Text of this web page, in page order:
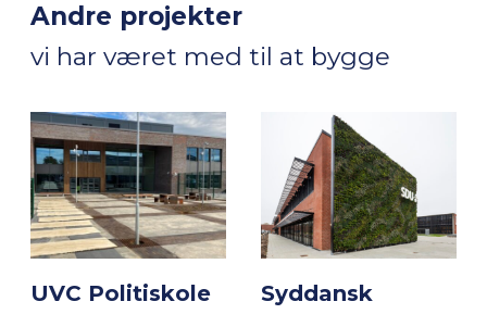
Andre projekter
vi har været med til at bygge
UVC Politiskole
Syddansk